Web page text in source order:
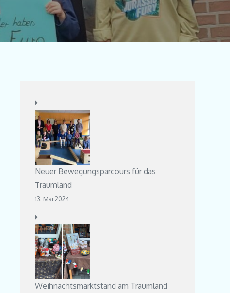
Neuer Bewegungsparcours für das
Traumland
13. Mai 2024
Weihnachtsmarktstand am Traumland